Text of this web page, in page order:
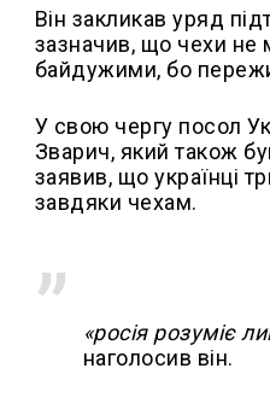
Він закликав уряд
зазначив, що чехи не
байдужими, бо
У свою чергу посол
Зварич, який також
заявив, що українці
завдяки чехам.
«росія розуміє
наголосив він.